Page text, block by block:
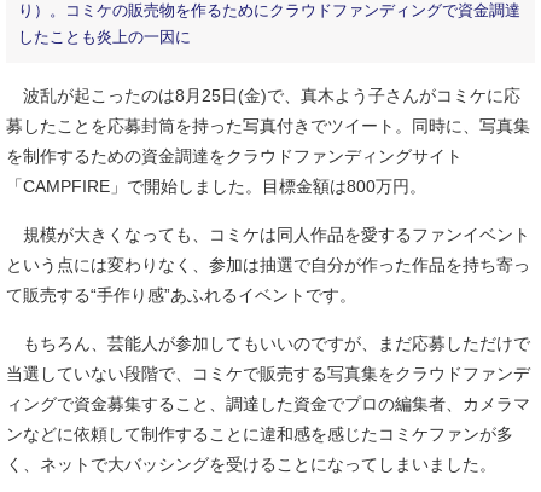
り）。コミケの販売物を作るためにクラウドファンディングで資金調達
したことも炎上の一因に
波乱が起こったのは8月25日(金)で、真木よう子さんがコミケに応
募したことを応募封筒を持った写真付きでツイート。同時に、写真集
を制作するための資金調達をクラウドファンディングサイト
「CAMPFIRE」で開始しました。目標金額は800万円。
規模が大きくなっても、コミケは同人作品を愛するファンイベント
という点には変わりなく、参加は抽選で自分が作った作品を持ち寄っ
て販売する“手作り感”あふれるイベントです。
もちろん、芸能人が参加してもいいのですが、まだ応募しただけで
当選していない段階で、コミケで販売する写真集をクラウドファンデ
ィングで資金募集すること、調達した資金でプロの編集者、カメラマ
ンなどに依頼して制作することに違和感を感じたコミケファンが多
く、ネットで大バッシングを受けることになってしまいました。